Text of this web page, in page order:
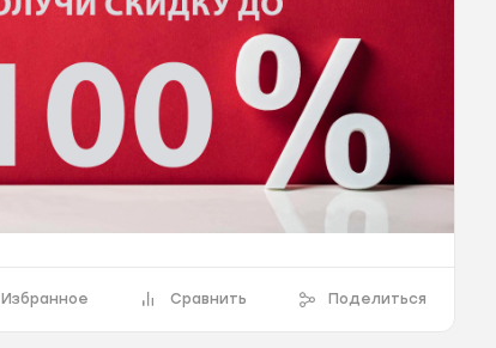
Избранное Сравнить Поделиться